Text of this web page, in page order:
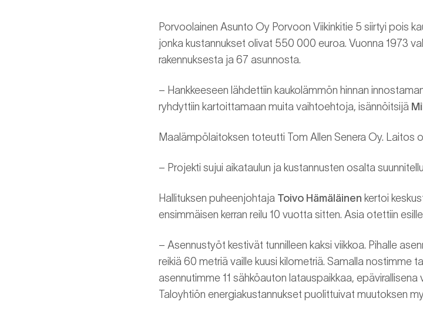
Porvoolainen Asunto Oy Porvoon Viikinkitie 5 siirtyi pois
jonka kustannukset olivat 550 000 euroa. Vuonna 1973
rakennuksesta ja 67 asunnosta.
– Hankkeeseen lähdettiin kaukolämmön hinnan
ryhdyttiin kartoittamaan muita vaihtoehtoja, isännöitsijä
Maalämpölaitoksen toteutti Tom Allen Senera Oy. Laitos
– Projekti sujui aikataulun ja kustannusten osalta
Hallituksen puheenjohtaja Toivo Hämäläinen kertoi
ensimmäisen kerran reilu 10 vuotta sitten. Asia otettiin
– Asennustyöt kestivät tunnilleen kaksi viikkoa. Pihalle
reikiä 60 metriä vaille kuusi kilometriä. Samalla nostimme
asennutimme 11 sähköauton latauspaikkaa,
Taloyhtiön energiakustannukset puolittuivat muutoksen